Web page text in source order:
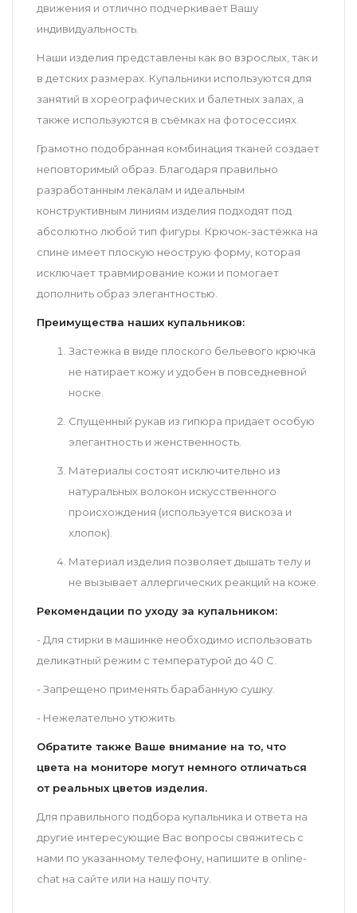
движения и отлично подчеркивает Вашу
индивидуальность.
Наши изделия представлены как во взрослых, так и
в детских размерах. Купальники используются для
занятий в хореографических и балетных залах, а
также используются в съёмках на фотосессиях.
Грамотно подобранная комбинация тканей создает
неповторимый образ. Благодаря правильно
разработанным лекалам и идеальным
конструктивным линиям изделия подходят под
абсолютно любой тип фигуры. Крючок-застёжка на
спине имеет плоскую неострую форму, которая
исключает травмирование кожи и помогает
дополнить образ элегантностью.
Преимущества наших купальников:
Застежка в виде плоского бельевого крючка
не натирает кожу и удобен в повседневной
носке.
Спущенный рукав из гипюра придает особую
элегантность и женственность.
Материалы состоят исключительно из
натуральных волокон искусственного
происхождения (используется вискоза и
хлопок).
Материал изделия позволяет дышать телу и
не вызывает аллергических реакций на коже.
Рекомендации по уходу за купальником:
- Для стирки в машинке необходимо использовать
деликатный режим с температурой до 40 С.
- Запрещено применять барабанную сушку.
- Нежелательно утюжить.
Обратите также Ваше внимание на то, что
цвета на мониторе могут немного отличаться
от реальных цветов изделия.
Для правильного подбора купальника и ответа на
другие интересующие Вас вопросы свяжитесь с
нами по указанному телефону, напишите в online-
chat на сайте или на нашу почту.